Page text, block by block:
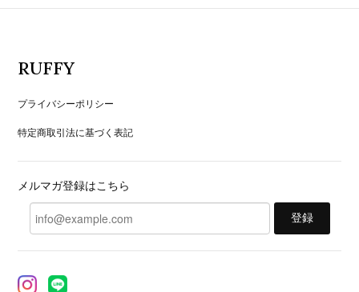
RUFFY
プライバシーポリシー
特定商取引法に基づく表記
メルマガ登録はこちら
登録